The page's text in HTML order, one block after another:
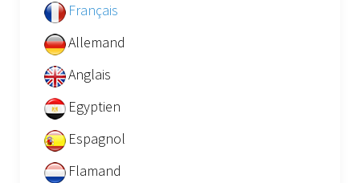
Français
Allemand
Anglais
Egyptien
Espagnol
Flamand